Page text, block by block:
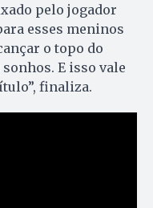
pelo jogador
esses meninos
o topo do
E isso vale
finaliza.